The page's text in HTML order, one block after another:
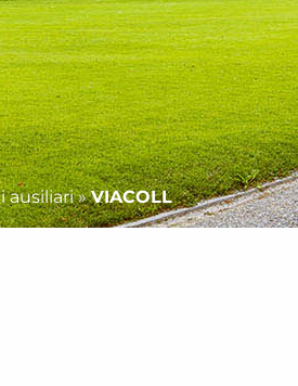
ausiliari»VIACOLL